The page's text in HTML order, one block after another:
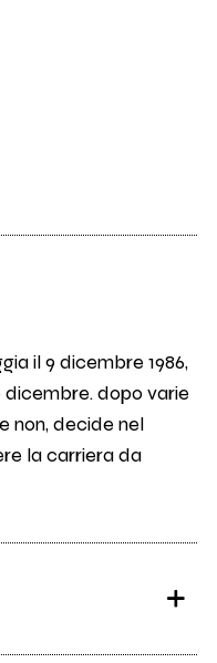
il 9 dicembre 1986,
dicembre. dopo varie
non, decide nel
la carriera da